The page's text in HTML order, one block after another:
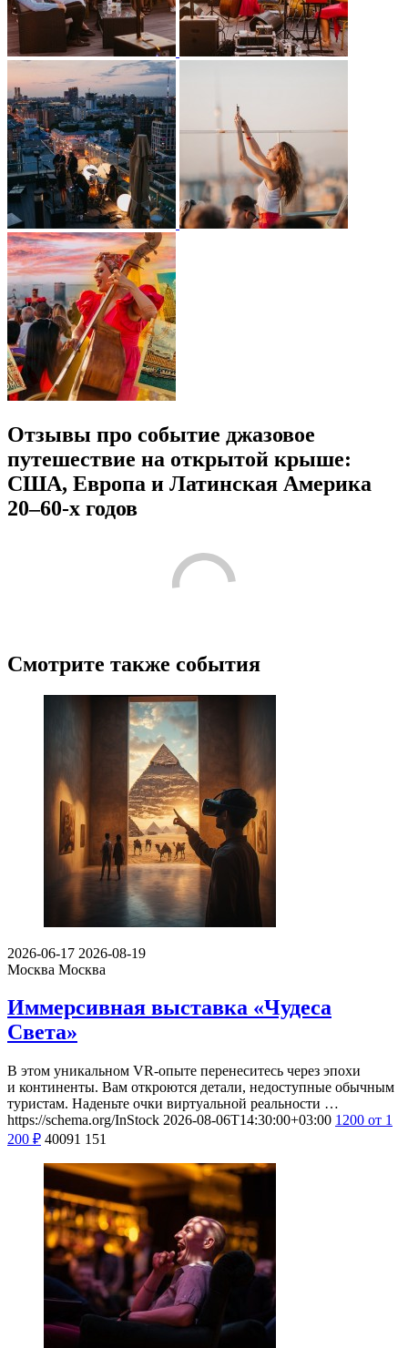
Отзывы про событие джазовое
путешествие на открытой крыше:
США, Европа и Латинская Америка
20–60-х годов
Смотрите также события
2026-06-17 2026-08-19
Москва Москва
Иммерсивная выставка «Чудеса
Света»
В этом уникальном VR-опыте перенеситесь через эпохи
и континенты. Вам откроются детали, недоступные обычным
туристам. Наденьте очки виртуальной реальности …
https://schema.org/InStock 2026-08-06T14:30:00+03:00 1200 от 1
200 ₽ 40091 151